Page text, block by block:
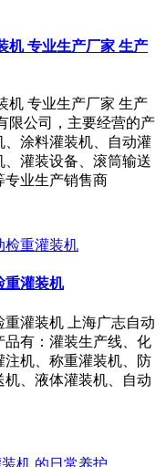
机 专业生产厂家 生产
机 专业生产厂家 生产
限公司，主要经营的产
涂料灌装机、自动灌
灌装设备、滚筒输送
专业生产销售商
重灌装机
灌装机 上海广志自动
有：灌装生产线、化
注机、称重灌装机、防
、液体灌装机、自动